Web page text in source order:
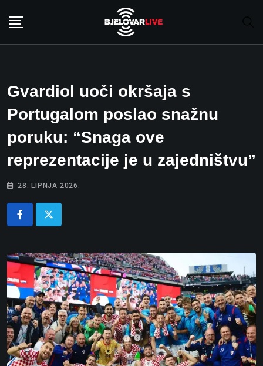
Gvardiol uoči okršaja s
Portugalom poslao snažnu
poruku: “Snaga ove
reprezentacije je u zajedništvu”
28. LIPNJA 2026.